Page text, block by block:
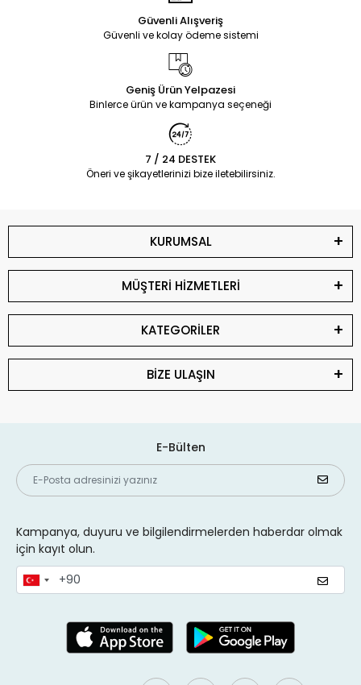
Güvenli Alışveriş
Güvenli ve kolay ödeme sistemi
Geniş Ürün Yelpazesi
Binlerce ürün ve kampanya seçeneği
7 / 24 DESTEK
Öneri ve şikayetlerinizi bize iletebilirsiniz.
KURUMSAL
MÜŞTERİ HİZMETLERİ
KATEGORİLER
BİZE ULAŞIN
E-Bülten
Kampanya, duyuru ve bilgilendirmelerden haberdar olmak
için kayıt olun.